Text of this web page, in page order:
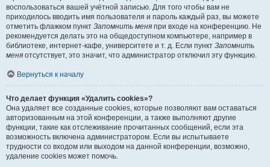
воспользоваться вашей учётной записью. Для того чтобы вам не
приходилось вводить имя пользователя и пароль каждый раз, вы можете
отметить флажком пункт Запомнить меня при входе на конференцию. Не
рекомендуется делать это на общедоступном компьютере, например в
библиотеке, интернет-кафе, университете и т. д. Если пункт Запомнить
меня отсутствует, это значит, что администратор отключил эту функцию.
Вернуться к началу
Что делает функция «Удалить cookies»?
Она удаляет все созданные cookies, которые позволяют вам оставаться
авторизованным на этой конференции, а также выполняют другие
функции, такие как отслеживание прочитанных сообщений, если эта
возможность включена администратором. Если вы испытываете
трудности со входом или выходом на данной конференции, возможно,
удаление cookies может помочь.